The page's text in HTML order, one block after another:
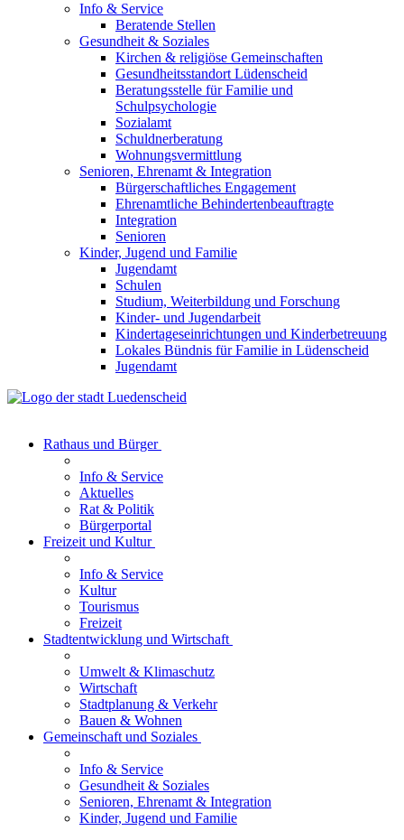
Info & Service
Beratende Stellen
Gesundheit & Soziales
Kirchen & religiöse Gemeinschaften
Gesundheitsstandort Lüdenscheid
Beratungsstelle für Familie und
Schulpsychologie
Sozialamt
Schuldnerberatung
Wohnungsvermittlung
Senioren, Ehrenamt & Integration
Bürgerschaftliches Engagement
Ehrenamtliche Behindertenbeauftragte
Integration
Senioren
Kinder, Jugend und Familie
Jugendamt
Schulen
Studium, Weiterbildung und Forschung
Kinder- und Jugendarbeit
Kindertageseinrichtungen und Kinderbetreuung
Lokales Bündnis für Familie in Lüdenscheid
Jugendamt
Rathaus und Bürger
Info & Service
Aktuelles
Rat & Politik
Bürgerportal
Freizeit und Kultur
Info & Service
Kultur
Tourismus
Freizeit
Stadtentwicklung und Wirtschaft
Umwelt & Klimaschutz
Wirtschaft
Stadtplanung & Verkehr
Bauen & Wohnen
Gemeinschaft und Soziales
Info & Service
Gesundheit & Soziales
Senioren, Ehrenamt & Integration
Kinder, Jugend und Familie